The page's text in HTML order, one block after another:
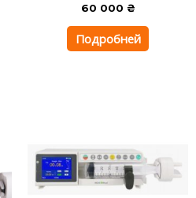
60 000 ₴
Подробней